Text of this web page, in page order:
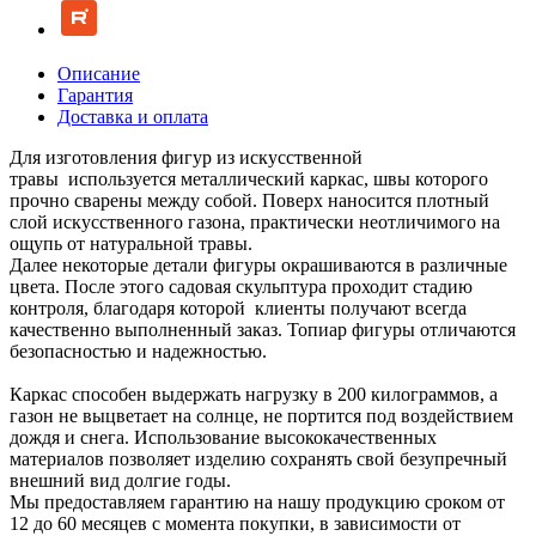
Описание
Гарантия
Доставка и оплата
Для изготовления фигур из искусственной
травы используется металлический каркас, швы которого
прочно сварены между собой. Поверх наносится плотный
слой искусственного газона, практически неотличимого на
ощупь от натуральной травы.
Далее некоторые детали фигуры окрашиваются в различные
цвета. После этого садовая скульптура проходит стадию
контроля, благодаря которой клиенты получают всегда
качественно выполненный заказ. Топиар фигуры отличаются
безопасностью и надежностью.
Каркас способен выдержать нагрузку в 200 килограммов, а
газон не выцветает на солнце, не портится под воздействием
дождя и снега. Использование высококачественных
материалов позволяет изделию сохранять свой безупречный
внешний вид долгие годы.
Мы предоставляем гарантию на нашу продукцию сроком от
12 до 60 месяцев с момента покупки, в зависимости от